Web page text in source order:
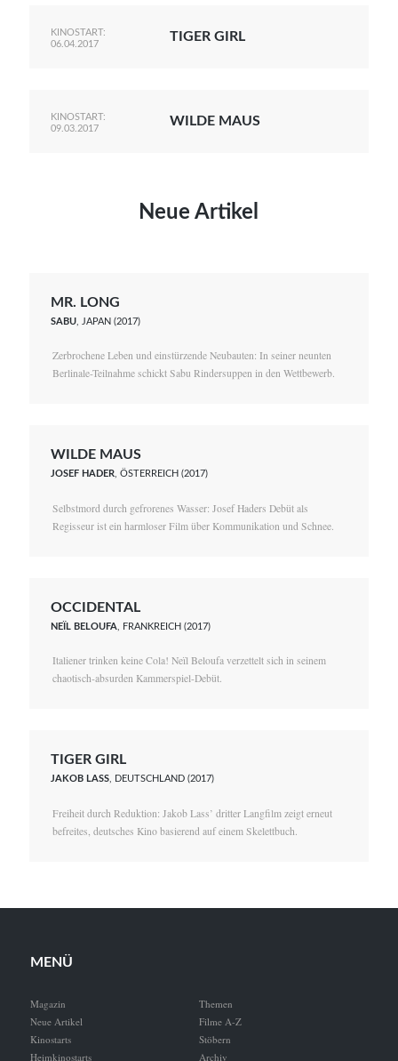
KINOSTART:
06.04.2017
TIGER GIRL
KINOSTART:
09.03.2017
WILDE MAUS
Neue Artikel
MR. LONG
SABU , JAPAN (2017)
Zerbrochene Leben und einstürzende Neubauten: In seiner neunten
Berlinale-Teilnahme schickt Sabu Rindersuppen in den Wettbewerb.
WILDE MAUS
JOSEF HADER, ÖSTERREICH (2017)
Selbstmord durch gefrorenes Wasser: Josef Haders Debüt als
Regisseur ist ein harmloser Film über Kommunikation und Schnee.
OCCIDENTAL
NEÏL BELOUFA , FRANKREICH (2017)
Italiener trinken keine Cola! Neïl Beloufa verzettelt sich in seinem
chaotisch-absurden Kammerspiel-Debüt.
TIGER GIRL
JAKOB LASS , DEUTSCHLAND (2017)
Freiheit durch Reduktion: Jakob Lass’ dritter Langfilm zeigt erneut
befreites, deutsches Kino basierend auf einem Skelettbuch.
MENÜ
Magazin
Neue Artikel
Kinostarts
Heimkinostarts
Themen
Filme A-Z
Stöbern
Archiv